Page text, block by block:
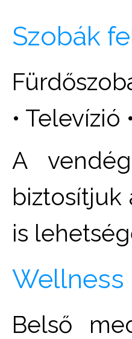
Szobák
• Televízió
A
biztosítjuk
is
Wellness
Belső